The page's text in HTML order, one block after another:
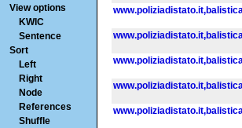
View options
KWIC
Sentence
Sort
Left
Right
Node
References
Shuffle